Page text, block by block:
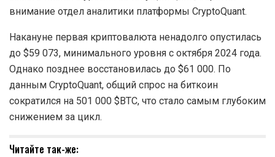
внимание отдел аналитики платформы CryptoQuant.
Накануне первая криптовалюта ненадолго опустилась
до $59 073, минимального уровня с октября 2024 года.
Однако позднее восстановилась до $61 000. По
данным CryptoQuant, общий спрос на биткоин
сократился на 501 000 $BTC, что стало самым глубоким
снижением за цикл.
Читайте так-же: